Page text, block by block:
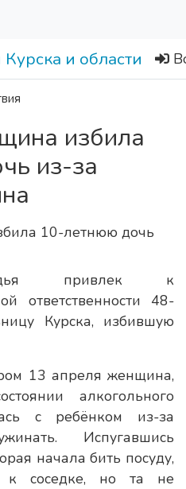
избила
из-за
привлек к
ответственности 48-
Курска, избившую
13 апреля женщина,
алкогольного
с ребёнком из-за
Испугавшись
начала бить посуду,
к соседке, но та не